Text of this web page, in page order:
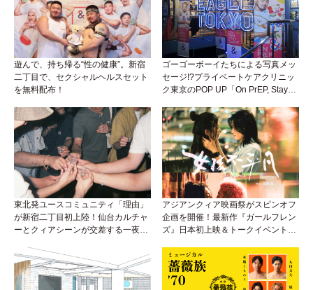
遊んで、持ち帰る“性の健康”。新宿
二丁目で、セクシャルヘルスセット
を無料配布！
ゴーゴーボーイたちによる写真メッ
セージ!?プライベートケアクリニッ
ク東京のPOP UP「On PrEP, Stay
東北発ユースコミュニティ「理由」
が新宿二丁目初上陸！仙台カルチャ
ーとクィアシーンが交差する一夜
アジアンクィア映画祭がスピンオフ
企画を開催！最新作『ガールフレン
ズ』日本初上映＆トークイベント